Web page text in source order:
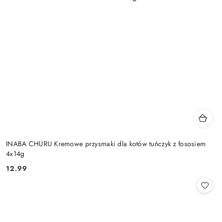
INABA CHURU Kremowe przysmaki dla kotów tuńczyk z łososiem
4x14g
Cena:
12.99